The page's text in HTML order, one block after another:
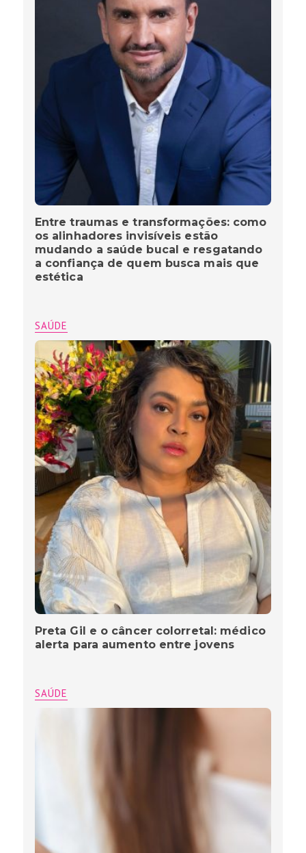
Entre traumas e transformações: como
os alinhadores invisíveis estão
mudando a saúde bucal e resgatando
a confiança de quem busca mais que
estética
SAÚDE
Preta Gil e o câncer colorretal: médico
alerta para aumento entre jovens
SAÚDE